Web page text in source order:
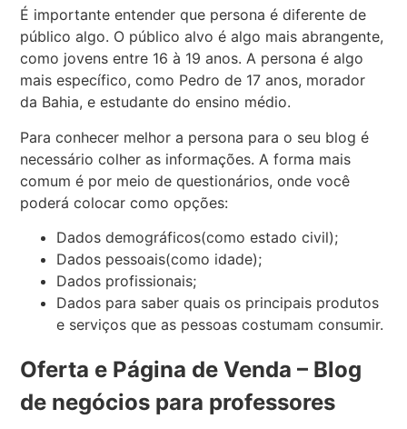
É importante entender que persona é diferente de
público algo. O público alvo é algo mais abrangente,
como jovens entre 16 à 19 anos. A persona é algo
mais específico, como Pedro de 17 anos, morador
da Bahia, e estudante do ensino médio.
Para conhecer melhor a persona para o seu blog é
necessário colher as informações. A forma mais
comum é por meio de questionários, onde você
poderá colocar como opções:
Dados demográficos(como estado civil);
Dados pessoais(como idade);
Dados profissionais;
Dados para saber quais os principais produtos
e serviços que as pessoas costumam consumir.
Oferta e Página de Venda – Blog
de negócios para professores